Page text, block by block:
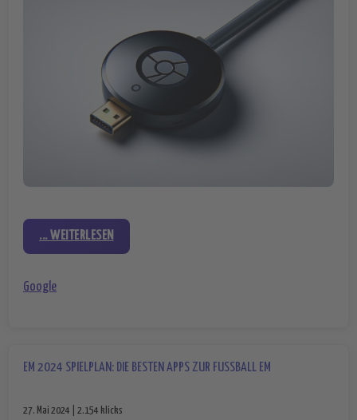
... WEITERLESEN
Google
EM 2024 SPIELPLAN: DIE BESTEN APPS ZUR FUSSBALL EM
27. Mai 2024 | 2.154 klicks